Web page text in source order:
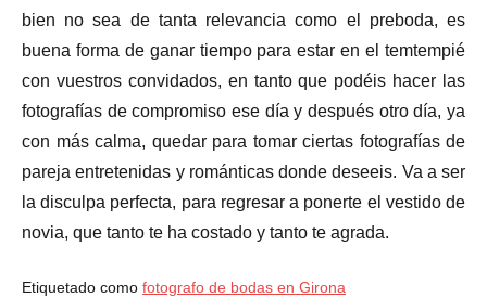
bien no sea de tanta relevancia como el preboda, es
buena forma de ganar tiempo para estar en el temtempié
con vuestros convidados, en tanto que podéis hacer las
fotografías de compromiso ese día y después otro día, ya
con más calma, quedar para tomar ciertas fotografías de
pareja entretenidas y románticas donde deseeis. Va a ser
la disculpa perfecta, para regresar a ponerte el vestido de
novia, que tanto te ha costado y tanto te agrada.
Etiquetado como fotografo de bodas en Girona